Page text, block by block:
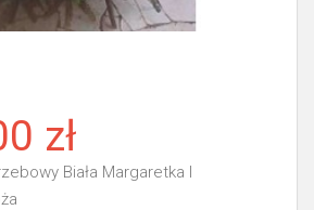
zł
Biała Margaretka I